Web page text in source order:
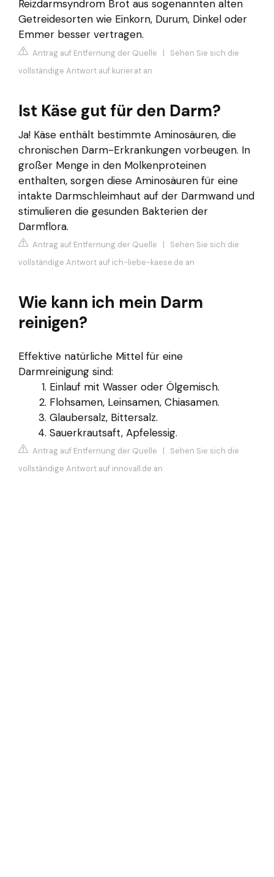
Reizdarmsyndrom Brot aus sogenannten alten
Getreidesorten wie Einkorn, Durum, Dinkel oder
Emmer besser vertragen.
Antrag auf Entfernung der Quelle | Sehen Sie sich die
vollständige Antwort auf kurier.at an
Ist Käse gut für den Darm?
Ja! Käse enthält bestimmte Aminosäuren, die
chronischen Darm-Erkrankungen vorbeugen. In
großer Menge in den Molkenproteinen
enthalten, sorgen diese Aminosäuren für eine
intakte Darmschleimhaut auf der Darmwand und
stimulieren die gesunden Bakterien der
Darmflora.
Antrag auf Entfernung der Quelle | Sehen Sie sich die
vollständige Antwort auf ich-liebe-kaese.de an
Wie kann ich mein Darm
reinigen?
Effektive natürliche Mittel für eine
Darmreinigung sind:
Einlauf mit Wasser oder Ölgemisch.
Flohsamen, Leinsamen, Chiasamen.
Glaubersalz, Bittersalz.
Sauerkrautsaft, Apfelessig.
Antrag auf Entfernung der Quelle | Sehen Sie sich die
vollständige Antwort auf innovall.de an